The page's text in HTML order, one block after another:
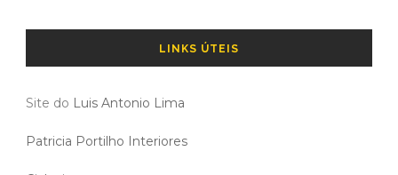
LINKS ÚTEIS
Site do Luis Antonio Lima
Patricia Portilho Interiores